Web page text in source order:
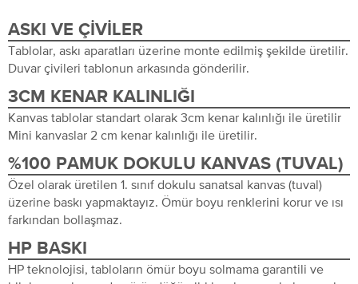
ASKI VE ÇIVILER
Tablolar, askı aparatları üzerine monte edilmiş şekilde üretilir.
Duvar çivileri tablonun arkasında gönderilir.
3CM KENAR KALINLIĞI
Kanvas tablolar standart olarak 3cm kenar kalınlığı ile üretilir
Mini kanvaslar 2 cm kenar kalınlığı ile üretilir.
%100 PAMUK DOKULU KANVAS (TUVAL)
Özel olarak üretilen 1. sınıf dokulu sanatsal kanvas (tuval)
üzerine baskı yapmaktayız. Ömür boyu renklerini korur ve ısı
farkından bollaşmaz.
HP BASKI
HP teknolojisi, tabloların ömür boyu solmama garantili ve